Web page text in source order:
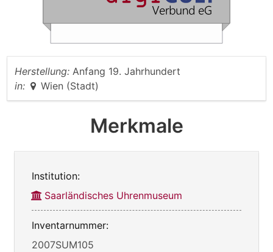
Herstellung: Anfang 19. Jahrhundert
in:
Wien (Stadt)
Merkmale
Institution:
Saarländisches Uhrenmuseum
Inventarnummer:
2007SUM105